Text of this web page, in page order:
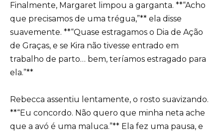
Finalmente, Margaret limpou a garganta. **“Acho
que precisamos de uma trégua,”** ela disse
suavemente. **“Quase estragamos o Dia de Ação
de Graças, e se Kira não tivesse entrado em
trabalho de parto… bem, teríamos estragado para
ela.”**
Rebecca assentiu lentamente, o rosto suavizando.
**“Eu concordo. Não quero que minha neta ache
que a avó é uma maluca.”** Ela fez uma pausa, e